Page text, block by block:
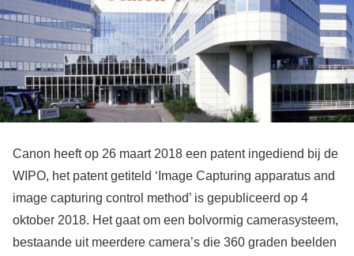
Canon heeft op 26 maart 2018 een patent ingediend bij de
WIPO, het patent getiteld ‘Image Capturing apparatus and
image capturing control method’ is gepubliceerd op 4
oktober 2018. Het gaat om een bolvormig camerasysteem,
bestaande uit meerdere camera’s die 360 graden beelden